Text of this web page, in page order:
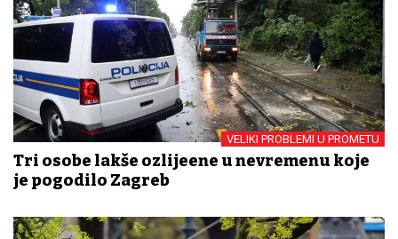
VELIKI PROBLEMI U PROMETU
Tri osobe lakše ozlijeđene u nevremenu koje
je pogodilo Zagreb